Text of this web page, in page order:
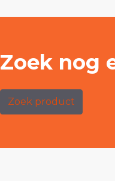
Zoek nog
Zoek product